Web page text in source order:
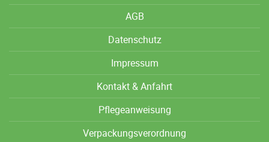
AGB
Datenschutz
Impressum
Kontakt & Anfahrt
Pflegeanweisung
Verpackungsverordnung